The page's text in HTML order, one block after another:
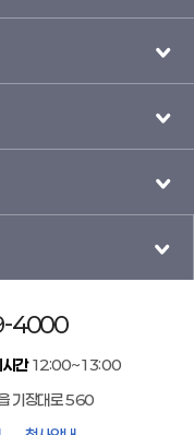
4000
간12:00~13:00
기장대로 560